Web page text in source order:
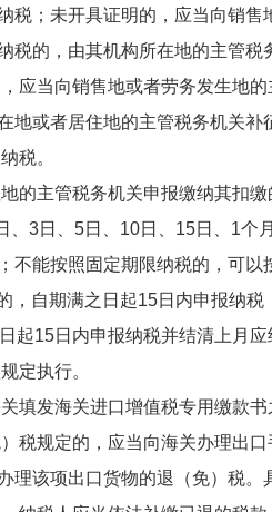
税；未开具证明的，应当向销
的，由其机构所在地的主管税
当向销售地或者劳务发生地的
或者居住地的主管税务机关补
税。
主管税务机关申报缴纳其扣缴
、5日、10日、15日、1个月
能按照固定期限纳税的，可以
自期满之日起15日内申报纳税
起15日内申报纳税并结清上月应
定执行。
海关进口增值税专用缴款书
定的，应当向海关办理出口
该项出口货物的退（免）税。